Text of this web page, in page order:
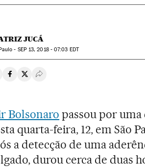
JUCÁ
- SEP13, 2018 - 07:03 EDT
en Whatsapp
Compartir en Facebook
Compartir en Twitter
Desplegar Redes Sociales
Bolsonaro passou por
quarta-feira, 12, em São
a detecção de uma
durou cerca de duas